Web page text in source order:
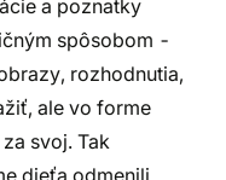
a poznatky
spôsobom -
rozhodnutia,
ale vo forme
svoj. Tak